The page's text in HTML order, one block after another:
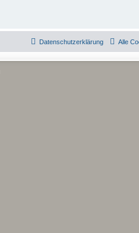
Alle
Datenschutzerklärung